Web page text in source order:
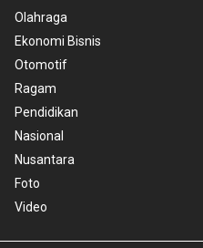
Olahraga
Ekonomi Bisnis
Otomotif
Ragam
Pendidikan
Nasional
Nusantara
Foto
Video